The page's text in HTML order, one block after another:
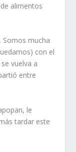
alimentos
Somos mucha
con el
vuelva a
entre
le
tardar este